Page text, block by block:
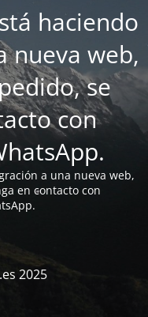
haciendo
nueva web,
se
con
a una nueva web,
en contacto con
2025